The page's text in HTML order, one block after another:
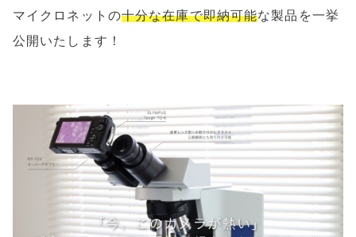
o
o
マイクロネットの十分な在庫で即納可能な製品を一挙
公開いたします！